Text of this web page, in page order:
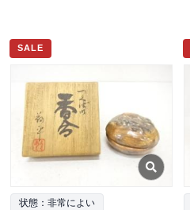
SALE
状態：非常によい